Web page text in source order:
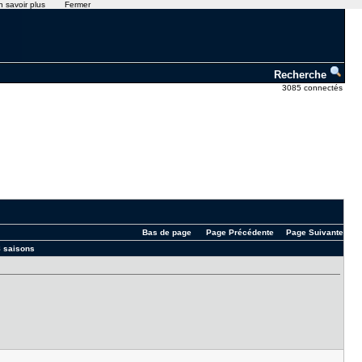
Recherche
3085 connectés
Page Suivante
Page Précédente
Bas de page
saisons
savoir plus Fermer